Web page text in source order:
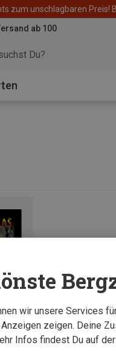
zum unschlagbaren Preis!
ab 100
wir unsere Services
zeigen. Deine
Infos findest Du auf der